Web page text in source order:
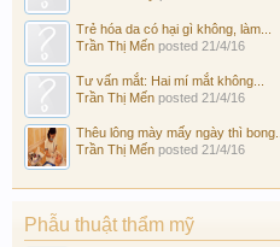
Trẻ hóa da có hại gì không, làm...
Trần Thị Mến posted 21/4/16
Tư vấn mắt: Hai mí mắt không...
Trần Thị Mến posted 21/4/16
Thêu lông mày mấy ngày thì bong...
Trần Thị Mến posted 21/4/16
Phẫu thuật thẩm mỹ